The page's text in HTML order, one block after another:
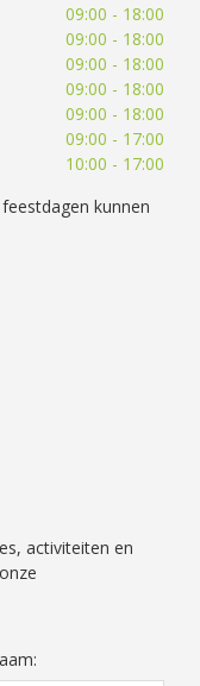
09:00 - 18:00
09:00 - 18:00
09:00 - 18:00
09:00 - 18:00
09:00 - 18:00
09:00 - 17:00
10:00 - 17:00
kunnen
activiteiten en